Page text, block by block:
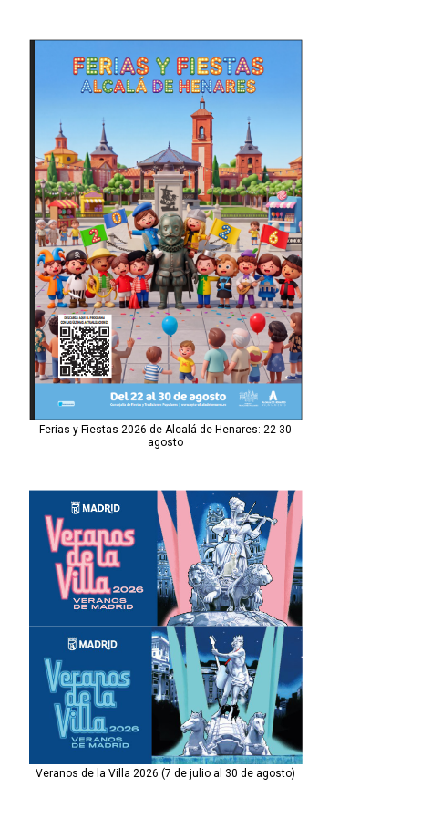
Ferias y Fiestas 2026 de Alcalá de Henares: 22-30
agosto
Veranos de la Villa 2026 (7 de julio al 30 de agosto)